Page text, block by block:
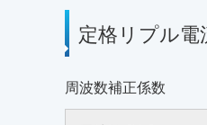
定格リプル電
周波数補正係数